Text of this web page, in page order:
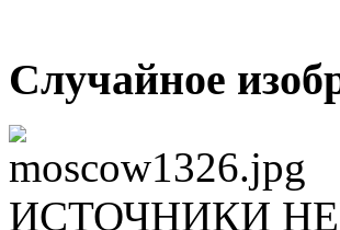
Случайное
ИСТОЧНИКИ